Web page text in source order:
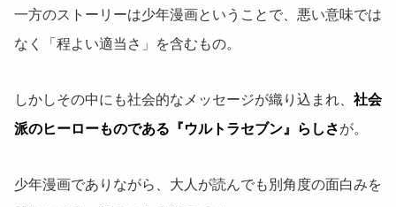
一方のストーリーは少年漫画ということで、悪い意味では
なく「程よい適当さ」を含むもの。
しかしその中にも社会的なメッセージが織り込まれ、 社会
派のヒーローものである『ウルトラセブン』らしさが。
少年漫画でありながら、大人が読んでも別角度の面白みを